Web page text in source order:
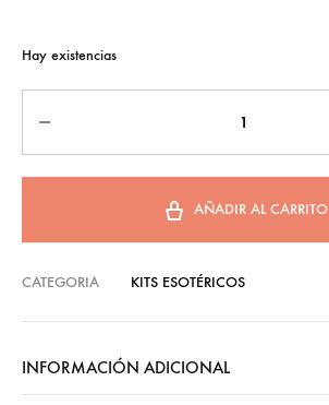
Hay existencias
AÑADIR AL CARRITO
CATEGORIA KITS ESOTÉRICOS
INFORMACIÓN ADICIONAL